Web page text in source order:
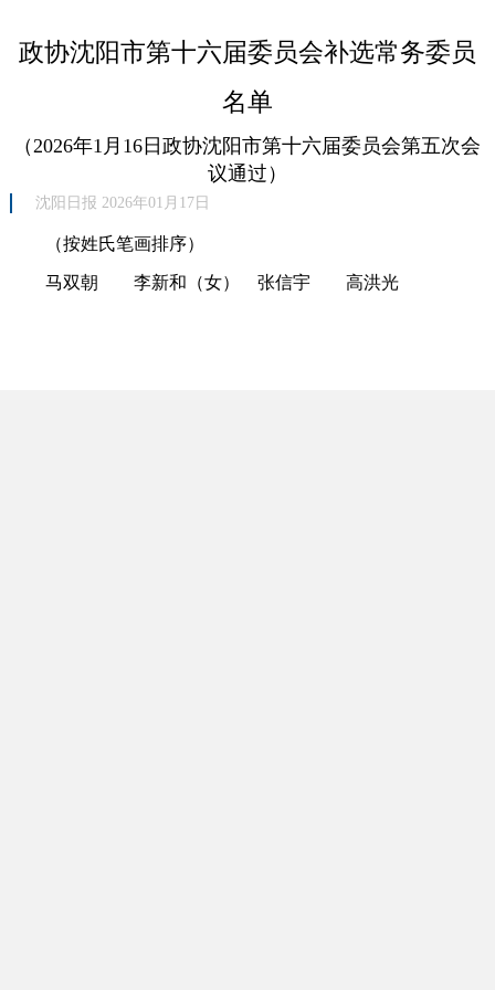
政协沈阳市第十六届委员会补选常务委员
名单
（2026年1月16日政协沈阳市第十六届委员会第五次会
议通过）
沈阳日报 2026年01月17日
（按姓氏笔画排序）
马双朝 李新和（女） 张信宇 高洪光